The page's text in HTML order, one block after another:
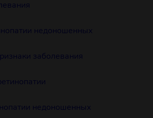
недоношенных
заболевания
недоношенных